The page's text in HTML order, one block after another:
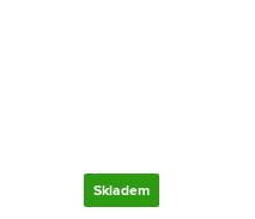
Skladem